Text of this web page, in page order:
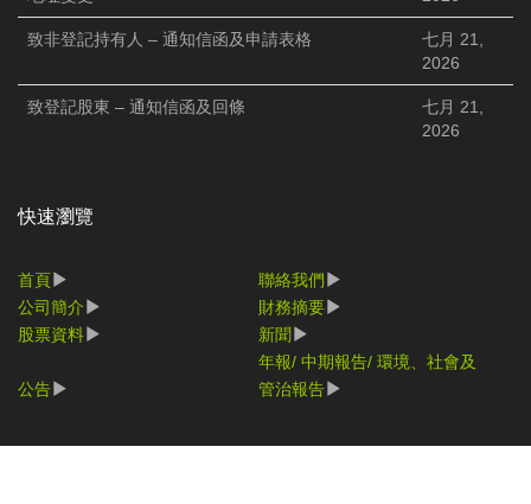
致非登記持有人 – 通知信函及申請表格
七月 21,
2026
致登記股東 – 通知信函及回條
七月 21,
2026
快速瀏覽
首頁
聯絡我們
公司簡介
財務摘要
股票資料
新聞
公告
年報/ 中期報告/ 環境、社會及
管治報告